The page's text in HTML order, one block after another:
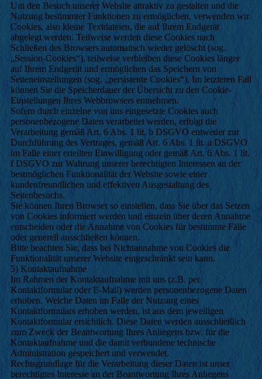
Um den Besuch unserer Website attraktiv zu gestalten und die
Nutzung bestimmter Funktionen zu ermöglichen, verwenden wir
Cookies, also kleine Textdateien, die auf Ihrem Endgerät
abgelegt werden. Teilweise werden diese Cookies nach
Schließen des Browsers automatisch wieder gelöscht (sog.
„Session-Cookies“), teilweise verbleiben diese Cookies länger
auf Ihrem Endgerät und ermöglichen das Speichern von
Seiteneinstellungen (sog. „persistente Cookies“). Im letzteren Fall
können Sie die Speicherdauer der Übersicht zu den Cookie-
Einstellungen Ihres Webbrowsers entnehmen.
Sofern durch einzelne von uns eingesetzte Cookies auch
personenbezogene Daten verarbeitet werden, erfolgt die
Verarbeitung gemäß Art. 6 Abs. 1 lit. b DSGVO entweder zur
Durchführung des Vertrages, gemäß Art. 6 Abs. 1 lit. a DSGVO
im Falle einer erteilten Einwilligung oder gemäß Art. 6 Abs. 1 lit.
f DSGVO zur Wahrung unserer berechtigten Interessen an der
bestmöglichen Funktionalität der Website sowie einer
kundenfreundlichen und effektiven Ausgestaltung des
Seitenbesuchs.
Sie können Ihren Browser so einstellen, dass Sie über das Setzen
von Cookies informiert werden und einzeln über deren Annahme
entscheiden oder die Annahme von Cookies für bestimmte Fälle
oder generell ausschließen können.
Bitte beachten Sie, dass bei Nichtannahme von Cookies die
Funktionalität unserer Website eingeschränkt sein kann.
5) Kontaktaufnahme
Im Rahmen der Kontaktaufnahme mit uns (z.B. per
Kontaktformular oder E-Mail) werden personenbezogene Daten
erhoben. Welche Daten im Falle der Nutzung eines
Kontaktformulars erhoben werden, ist aus dem jeweiligen
Kontaktformular ersichtlich. Diese Daten werden ausschließlich
zum Zweck der Beantwortung Ihres Anliegens bzw. für die
Kontaktaufnahme und die damit verbundene technische
Administration gespeichert und verwendet.
Rechtsgrundlage für die Verarbeitung dieser Daten ist unser
berechtigtes Interesse an der Beantwortung Ihres Anliegens